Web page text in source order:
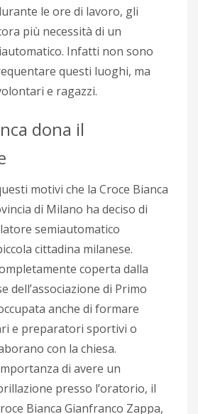
le ore di lavoro, gli
più necessità di un
Infatti non sono
questi luoghi, ma
e ragazzi.
dona il
motivi che la Croce Bianca
di Milano ha deciso di
semiautomatico
cittadina milanese.
coperta dalla
dell’associazione di Primo
anche di formare
e preparatori sportivi o
con la chiesa.
di avere un
presso l’oratorio, il
Bianca Gianfranco Zappa,